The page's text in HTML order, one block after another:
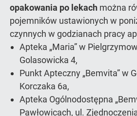
opakowania po lekach można
pojemników ustawionych w
czynnych w godzianach pracy
Apteka „Maria” w
Golasowicka 4,
Punkt Apteczny „Bemvita” w
Korczaka 6a,
Apteka Ogólnodostępna
Pawłowicach, ul.